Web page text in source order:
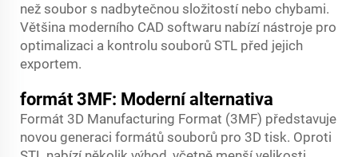
než soubor s nadbytečnou složitostí nebo chybami.
Většina moderního CAD softwaru nabízí nástroje pro
optimalizaci a kontrolu souborů STL před jejich
exportem.
formát 3MF: Moderní alternativa
Formát 3D Manufacturing Format (3MF) představuje
novou generaci formátů souborů pro 3D tisk. Oproti